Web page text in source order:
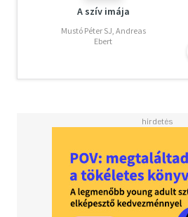
A szív imája
Mustó Péter SJ, Andreas
Ebert